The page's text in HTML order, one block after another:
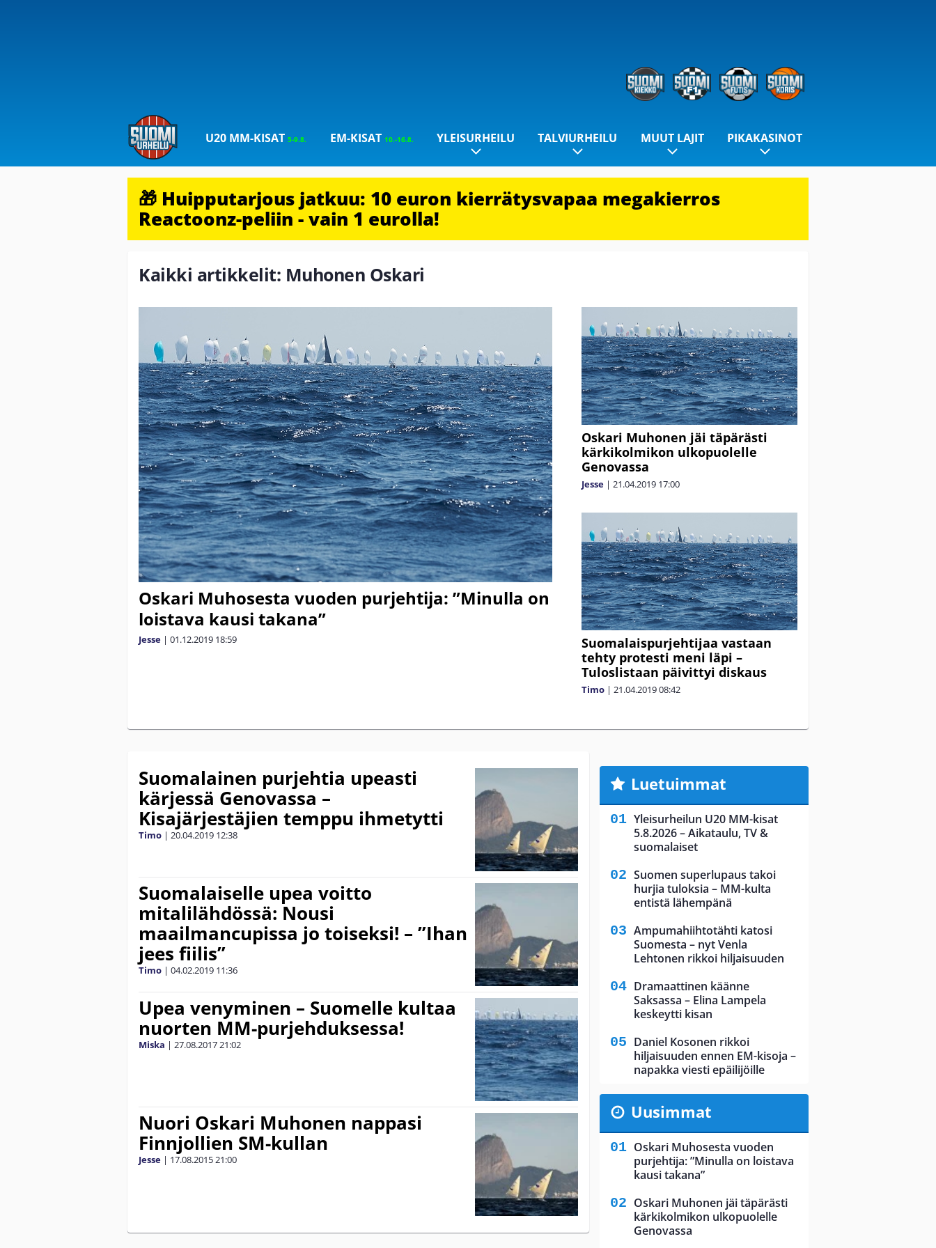
U20 MM-KISAT5-9.8. EM-KISAT 10.-16.8. YLEISURHEILU TALVIURHEILU MUUT LAJIT PIKAKASINOT
🎁 Huipputarjous jatkuu: 10 euron kierrätysvapaa megakierros
Reactoonz-peliin - vain 1 eurolla!
Kaikki artikkelit: Muhonen Oskari
Oskari Muhosesta vuoden purjehtija: ”Minulla on
loistava kausi takana”
Jesse | 01.12.2019 18:59
Oskari Muhonen jäi täpärästi
kärkikolmikon ulkopuolelle
Genovassa
Jesse | 21.04.2019 17:00
Suomalaispurjehtijaa vastaan
tehty protesti meni läpi –
Tuloslistaan päivittyi diskaus
Timo | 21.04.201908:42
Suomalainen purjehtia upeasti
kärjessä Genovassa –
Kisajärjestäjien temppu ihmetytti
Timo | 20.04.2019 12:38
Suomalaiselle upea voitto
mitalilähdössä: Nousi
maailmancupissa jo toiseksi! – ”Ihan
jees fiilis”
Timo | 04.02.2019 11:36
Upea venyminen – Suomelle kultaa
nuorten MM-purjehduksessa!
Miska | 27.08.201721:02
Nuori Oskari Muhonen nappasi
Finnjollien SM-kullan
Jesse | 17.08.201521:00
Luetuimmat
Yleisurheilun U20 MM-kisat
5.8.2026 – Aikataulu, TV &
suomalaiset
Suomen superlupaus takoi
hurjia tuloksia – MM-kulta
entistä lähempänä
Ampumahiihtotähti katosi
Suomesta – nyt Venla
Lehtonen rikkoi hiljaisuuden
Dramaattinen käänne
Saksassa – Elina Lampela
keskeytti kisan
Daniel Kosonen rikkoi
hiljaisuuden ennen EM-kisoja –
napakka viesti epäilijöille
Uusimmat
Oskari Muhosesta vuoden
purjehtija: ”Minulla on loistava
kausi takana”
Oskari Muhonen jäi täpärästi
kärkikolmikon ulkopuolelle
Genovassa